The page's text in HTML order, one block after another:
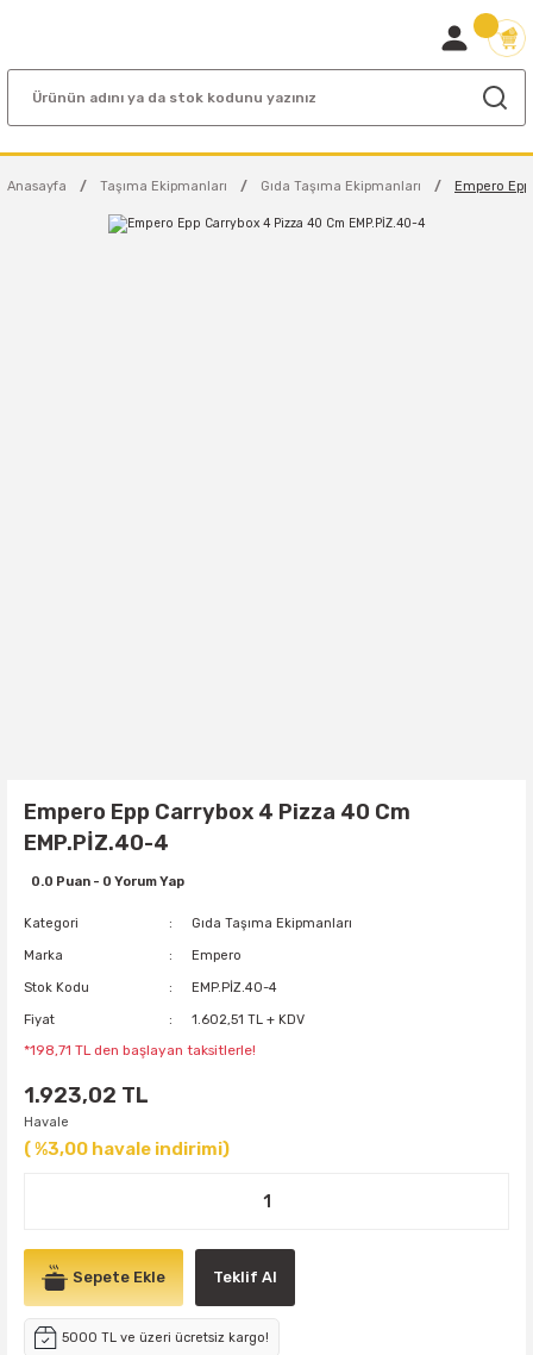
Anasayfa Taşıma Ekipmanları Gıda Taşıma Ekipmanları Empero
Empero Epp Carrybox 4 Pizza 40 Cm
EMP.PİZ.40-4
0.0 Puan - 0 Yorum Yap
Kategori Gıda Taşıma Ekipmanları
Marka Empero
Stok Kodu EMP.PİZ.40-4
Fiyat 1.602,51 TL + KDV
*198,71 TL den başlayan taksitlerle!
1.923,02 TL
Havale
( %3,00 havale indirimi)
Sepete Ekle Teklif Al
5000 TL ve üzeri ücretsiz kargo!